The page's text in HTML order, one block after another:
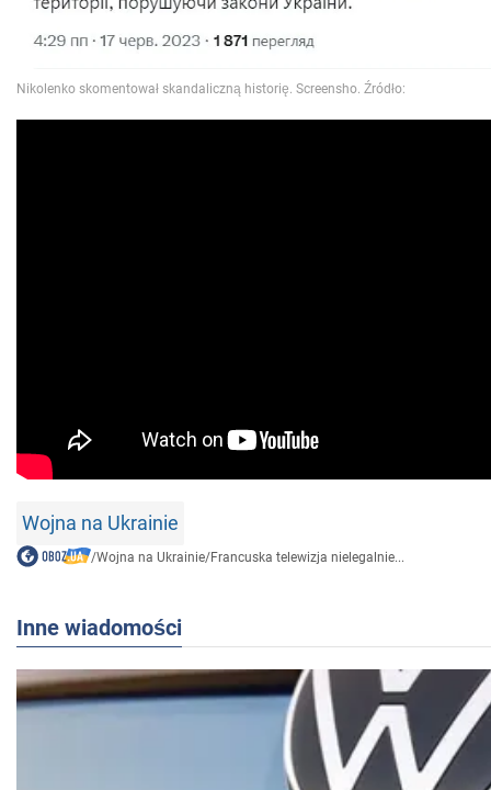
Wojna na Ukrainie
/Wojna na Ukrainie/Francuska telewizja nielegalnie...
Inne wiadomości